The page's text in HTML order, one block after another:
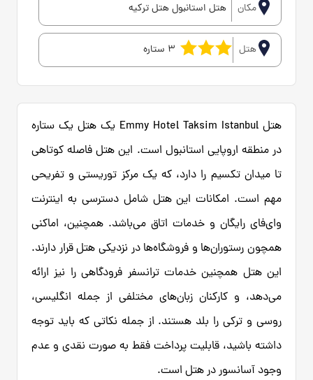
مکان هتل استانبول هتل ترکیه
هتل 3 ستاره
هتل Emmy Hotel Taksim Istanbul یک هتل یک ستاره
در منطقه اروپایی استانبول است. این هتل فاصله کوتاهی
تا میدان تکسیم را دارد، که یک مرکز توریستی و تفریحی
مهم است. امکانات این هتل شامل دسترسی به اینترنت
وای‌فای رایگان و خدمات اتاق می‌باشد. همچنین، اماکنی
همچون رستوران‌ها و فروشگاه‌ها در نزدیکی هتل قرار دارند.
این هتل همچنین خدمات ترانسفر فرودگاهی را نیز ارائه
می‌دهد، و کارکنان زبان‌های مختلفی از جمله انگلیسی،
روسی و ترکی را بلد هستند. از جمله نکاتی که باید توجه
داشته باشید، قابلیت پرداخت فقط به صورت نقدی و عدم
وجود آسانسور در هتل است.